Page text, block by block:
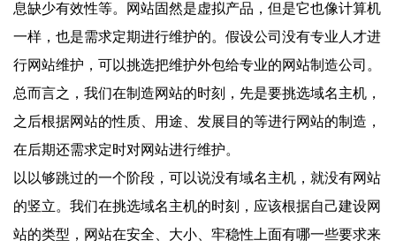
息缺少有效性等。网站固然是虚拟产品，但是它也像计算机
一样，也是需求定期进行维护的。假设公司没有专业人才进
行网站维护，可以挑选把维护外包给专业的网站制造公司。
总而言之，我们在制造网站的时刻，先是要挑选域名主机，
之后根据网站的性质、用途、发展目的等进行网站的制造，
在后期还需求定时对网站进行维护。
以以够跳过的一个阶段，可以说没有域名主机，就没有网站
的竖立。我们在挑选域名主机的时刻，应该根据自己建设网
站的类型，网站在安全、大小、牢稳性上面有哪一些要求来